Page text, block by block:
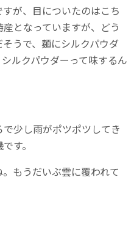
が、目についたのはこち
となっていますが、どう
うで、麺にシルクパウダ
ルクパウダーって味するん
少し雨がポツポツしてき
す。
もうだいぶ雲に覆われて